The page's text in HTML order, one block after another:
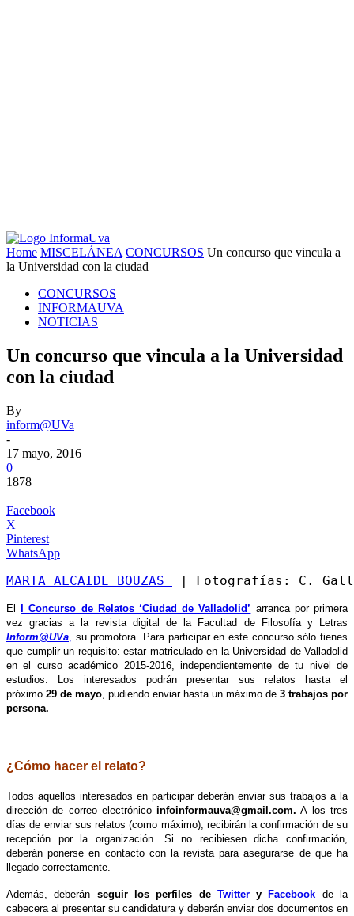
Home MISCELÁNEA CONCURSOS Un concurso que vincula a
la Universidad con la ciudad
CONCURSOS
INFORMAUVA
NOTICIAS
Un concurso que vincula a la Universidad
con la ciudad
By
inform@UVa
-
17 mayo, 2016
0
1878
Facebook
X
Pinterest
WhatsApp
MARTA ALCAIDE BOUZAS | Fotografías: C.
El I Concurso de Relatos ‘Ciudad de Valladolid’ arranca por primera
vez gracias a la revista digital de la Facultad de Filosofía y Letras
Inform@UVa su promotora. Para participar en este concurso sólo tienes
que cumplir un requisito: estar matriculado en la Universidad de Valladolid
en el curso académico 2015-2016, independientemente de tu nivel de
estudios. Los interesados podrán presentar sus relatos hasta el
próximo 29 de mayo , pudiendo enviar hasta un máximo de 3 trabajos por
persona.
¿Cómo hacer el relato?
Todos aquellos interesados en participar deberán enviar sus trabajos a la
dirección de correo electrónicoinfoinformauva@gmail.com. A los tres
días de enviar sus relatos (como máximo), recibirán la confirmación de su
recepción por la organización. Si no recibiesen dicha confirmación,
deberán ponerse en contacto con la revista para asegurarse de que ha
llegado correctamente.
Además, deberán seguir los perfiles de Twittery Facebook de la
cabecera al presentar su candidatura y deberán enviar dos documentos en